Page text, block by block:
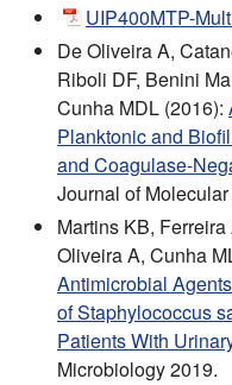
UIP400MTP-
De Oliveira A,
Riboli DF, Benini
Cunha MDL (2016):
Planktonic and
and Coagulase-
Journal of
Martins KB,
Oliveira A, Cunha
Antimicrobial
of Staphylococcus
Patients With
Microbiology 2019.